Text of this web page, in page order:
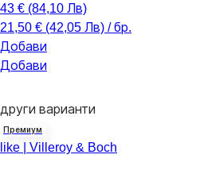
43 € (84,10 Лв)
21,50 € (42,05 Лв) / бр.
Добави
Добави
други варианти
Премиум
like | Villeroy & Boch